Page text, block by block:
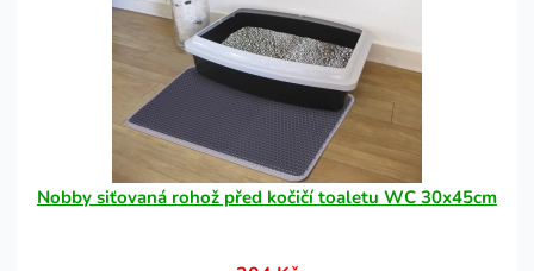
Nobby siťovaná rohož před kočičí toaletu WC 30x45cm